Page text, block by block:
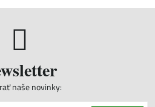
naše novinky: